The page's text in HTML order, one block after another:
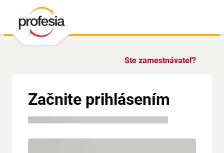
Ste zamestnávateľ?
Začnite prihlásením